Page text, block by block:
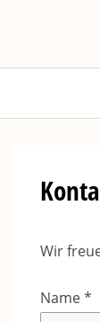
Wir
Name *